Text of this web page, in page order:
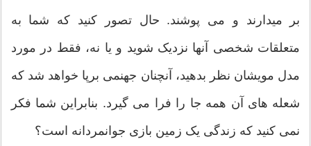
بر میدارند و می پوشند. حال تصور کنید که شما به
متعلقات شخصی آنها نزدیک شوید و یا نه، فقط در مورد
مدل مویشان نظر بدهید، آنچنان جهنمی برپا خواهد شد که
شعله های آن همه جا را فرا می گیرد. بنابراین شما فکر
نمی کنید که زندگی یک زمین بازی جوانمردانه است؟